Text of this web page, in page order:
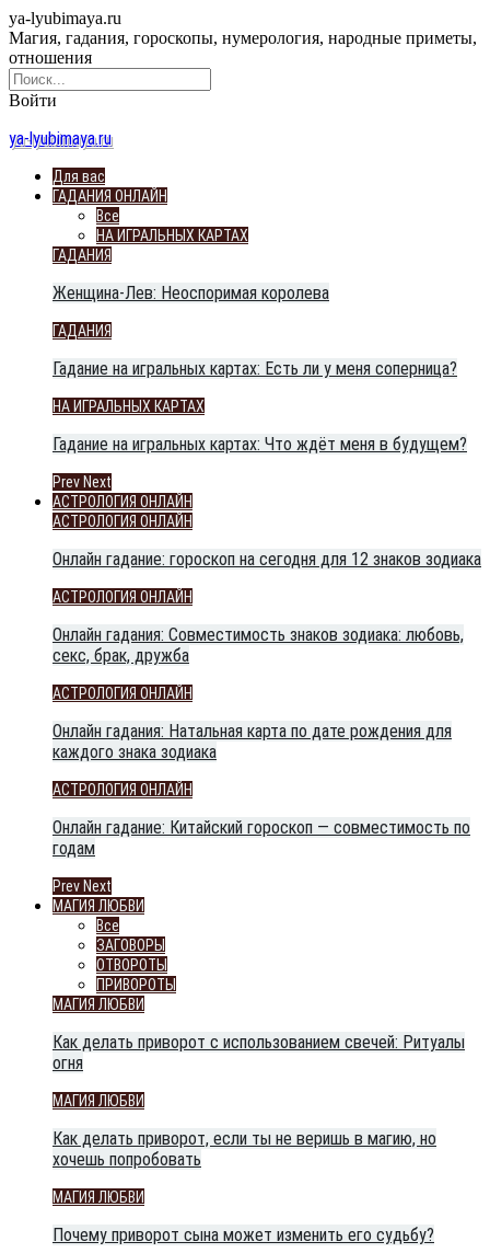
ya-lyubimaya.ru
Магия, гадания, гороскопы, нумерология, народные приметы,
отношения
Войти
ya-lyubimaya.ru
Для вас
ГАДАНИЯ ОНЛАЙН
Все
НА ИГРАЛЬНЫХ КАРТАХ
ГАДАНИЯ
Женщина-Лев: Неоспоримая королева
ГАДАНИЯ
Гадание на игральных картах: Есть ли у меня соперница?
НА ИГРАЛЬНЫХ КАРТАХ
Гадание на игральных картах: Что ждёт меня в будущем?
Prev Next
АСТРОЛОГИЯ ОНЛАЙН
АСТРОЛОГИЯ ОНЛАЙН
Онлайн гадание: гороскоп на сегодня для 12 знаков зодиака
АСТРОЛОГИЯ ОНЛАЙН
Онлайн гадания: Совместимость знаков зодиака: любовь,
секс, брак, дружба
АСТРОЛОГИЯ ОНЛАЙН
Онлайн гадания: Натальная карта по дате рождения для
каждого знака зодиака
АСТРОЛОГИЯ ОНЛАЙН
Онлайн гадание: Китайский гороскоп — совместимость по
годам
Prev Next
МАГИЯ ЛЮБВИ
Все
ЗАГОВОРЫ
ОТВОРОТЫ
ПРИВОРОТЫ
МАГИЯ ЛЮБВИ
Как делать приворот с использованием свечей: Ритуалы
огня
МАГИЯ ЛЮБВИ
Как делать приворот, если ты не веришь в магию, но
хочешь попробовать
МАГИЯ ЛЮБВИ
Почему приворот сына может изменить его судьбу?